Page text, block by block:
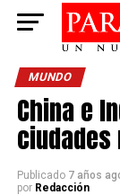
MUNDO
China e
Publicado 7 años
por Redacción